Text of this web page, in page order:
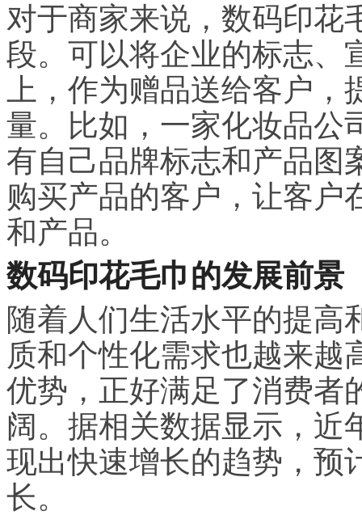
对于商家来说，数码印花
段。可以将企业的标志、
上，作为赠品送给客户
量。比如，一家化妆品公
有自己品牌标志和产品图
购买产品的客户，让客户
和产品。
数码印花毛巾的发展前景
随着人们生活水平的提高
质和个性化需求也越来越
优势，正好满足了消费者
阔。据相关数据显示，近
现出快速增长的趋势，预
长。